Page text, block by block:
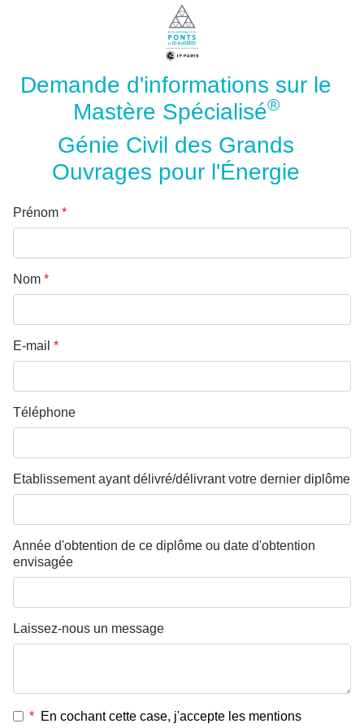
Demande d'informations sur le
Mastère Spécialisé®
Génie Civil des Grands
Ouvrages pour l'Énergie
Prénom *
Nom *
E-mail *
Téléphone
Etablissement ayant délivré/délivrant votre dernier diplôme
Année d'obtention de ce diplôme ou date d'obtention
envisagée
Laissez-nous un message
* En cochant cette case, j'accepte les mentions